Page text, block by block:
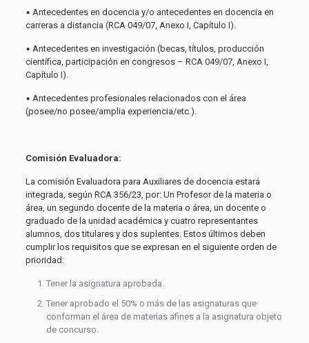
▪ Antecedentes en docencia y/o antecedentes en docencia en
carreras a distancia (RCA 049/07, Anexo I, Capítulo I).
▪ Antecedentes en investigación (becas, títulos, producción
científica, participación en congresos – RCA 049/07, Anexo I,
Capítulo I).
▪ Antecedentes profesionales relacionados con el área
(posee/no posee/amplia experiencia/etc.).
Comisión Evaluadora:
La comisión Evaluadora para Auxiliares de docencia estará
integrada, según RCA 356/23, por: Un Profesor de la materia o
área, un segundo docente de la materia o área, un docente o
graduado de la unidad académica y cuatro representantes
alumnos, dos titulares y dos suplentes. Estos últimos deben
cumplir los requisitos que se expresan en el siguiente orden de
prioridad:
Tener la asignatura aprobada.
Tener aprobado el 50% o más de las asignaturas que
conforman el área de materias afines a la asignatura objeto
de concurso.